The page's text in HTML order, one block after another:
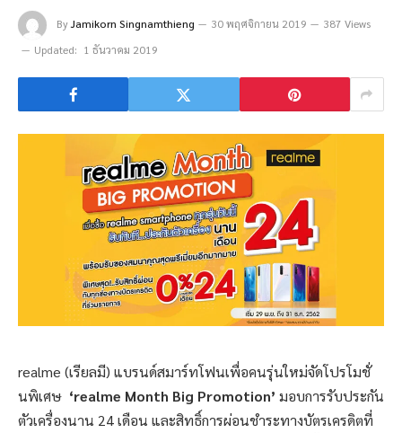
ByJamikorn Singnamthieng 30 พฤศจิกายน 2019
387 Views
Updated: 1 ธันวาคม 2019
realme (เรียลมี) แบรนด์สมาร์ทโฟนเพื่อคนรุ่นใหม่จัดโปรโมชั่
นพิเศษ ‘realme Month Big Promotion’ มอบการรับประกัน
ตัวเครื่องนาน 24 เดือน และสิทธิ์การผ่อนชำระทางบัตรเครดิตที่